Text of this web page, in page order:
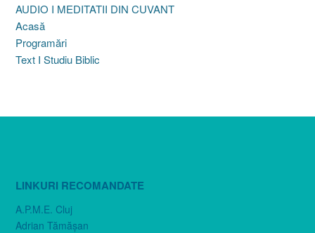
AUDIO I MEDITATII DIN CUVANT
Acasă
Programări
Text I Studiu Biblic
LINKURI RECOMANDATE
A.P.M.E. Cluj
Adrian Tămăşan